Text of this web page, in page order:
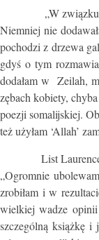
„W związku
Niemniej nie
pochodzi z drzewa
gdyś o tym
dodałam w Zeilah,
zębach kobiety,
poezji somalijskiej.
też użyłam ‘Allah’
List Laurence z
„Ogromnie
zrobiłam i w
wielkiej wadze
szczególną książkę i